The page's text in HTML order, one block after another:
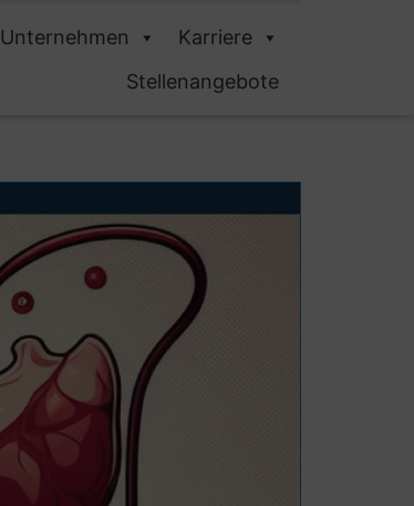
Unternehmen
Karriere
Stellenangebote